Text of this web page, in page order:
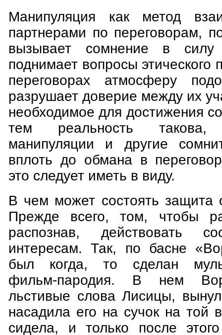
Манипуляция как метод
партнерами по переговорам,
вызывает сомнение в
поднимает вопросы этического
переговорах атмосферу
разрушает доверие между их
необходимое для достижения
тем реальность
манипуляции и другие
вплоть до обмана в
это следует иметь в виду.
В чем может состоять защита
Прежде всего, том, чтобы
распознав, действовать
интересам. Так, по басне
был когда, то сделан
фильм-пародия. В нем
льстивые слова Лисицы,
насадила его на сучок на той
сидела, и только после